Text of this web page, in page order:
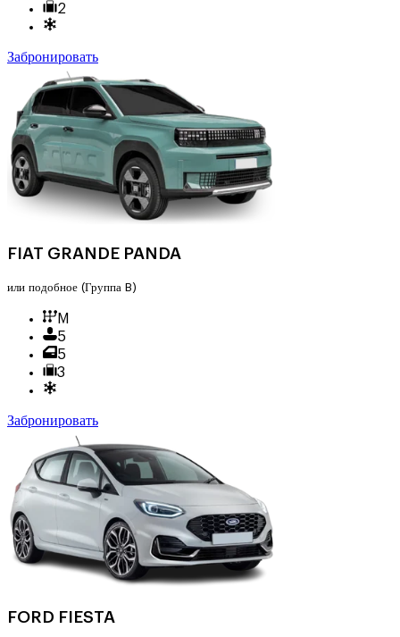
2
Забронировать
FIAT GRANDE PANDA
или подобное (Группа B)
M
5
5
3
Забронировать
FORD FIESTA